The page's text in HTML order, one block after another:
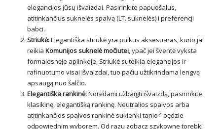
elegancijos jūsų išvaizdai. Pasirinkite papuošalus,
atitinkančius suknelės spalvą (LT. suknelės) i preferencji
babci.
Striukė:Elegantiška striukė yra puikus aksesuaras, kurio jai
reikia Komunijos suknelė močiutei, ypač jei šventė vyksta
formalesnėje aplinkoje. Striukė suteikia elegancijos ir
rafinuotumo visai išvaizdai, tuo pačiu užtikrindama lengvą
apsaugą nuo šalčio.
Elegantiška rankinė:Norėdami užbaigti išvaizdą, pasirinkite
klasikinę, elegantišką rankinę. Neutralios spalvos arba
atitinkančios spalvos rankinė sukienki tanio
będzie
odpowiednim wyborem. Od razu zobacz szykowne torebki